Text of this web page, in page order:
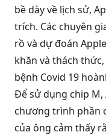
bề dày về lịch sử,
trích. Các chuyên
rồ và dự đoán
khăn và thách
bệnh Covid 19
Để sử dụng chip M,
chương trình phần
của ông cảm thấy